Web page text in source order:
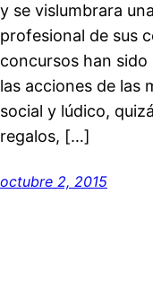
y se vislumbrara
profesional de sus
concursos han
las acciones de las
social y lúdico,
regalos, […]
octubre 2, 2015